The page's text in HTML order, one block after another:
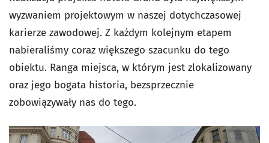
wyzwaniem projektowym w naszej dotychczasowej
karierze zawodowej. Z każdym kolejnym etapem
nabieraliśmy coraz większego szacunku do tego
obiektu. Ranga miejsca, w którym jest zlokalizowany
oraz jego bogata historia, bezsprzecznie
zobowiązywały nas do tego.